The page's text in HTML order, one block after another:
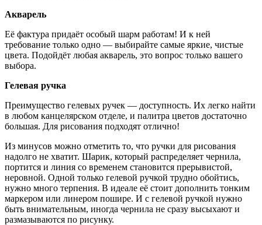
Акварель
Её фактура придаёт особый шарм работам! И к ней
требование только одно — выбирайте самые яркие, чистые
цвета. Подойдёт любая акварель, это вопрос только вашего
выбора.
Гелевая ручка
Преимущество гелевых ручек — доступность. Их легко найти
в любом канцелярском отделе, и палитра цветов достаточно
большая. Для рисования подходят отлично!
Из минусов можно отметить то, что ручки для рисования
надолго не хватит. Шарик, который распределяет чернила,
портится и линия со временем становится прерывистой,
неровной. Одной только гелевой ручкой трудно обойтись,
нужно много терпения. В идеале её стоит дополнить тонким
маркером или линером пошире. И с гелевой ручкой нужно
быть внимательным, иногда чернила не сразу высыхают и
размазываются по рисунку.